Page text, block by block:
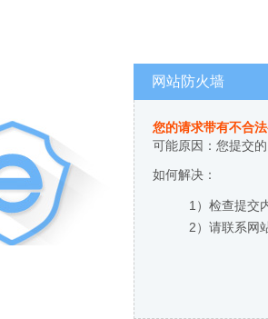
网站防火墙
您的请求带有不合
可能原因：您提交
如何解决：
1）检查提交
2）请联系网